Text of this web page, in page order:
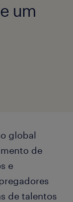
um
global
de
e
de talentos